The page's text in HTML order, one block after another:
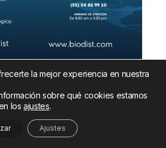
la mejor experiencia en nuestra
sobre qué cookies estamos
losajustes.
Ajustes